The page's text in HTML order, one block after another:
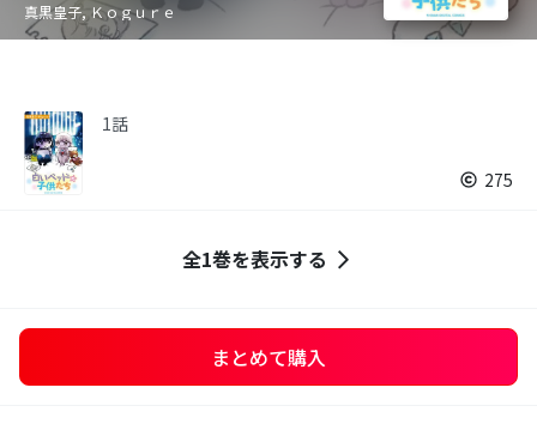
真黒皇子, Ｋｏｇｕｒｅ
1話
275
全1巻を表示する
まとめて購入